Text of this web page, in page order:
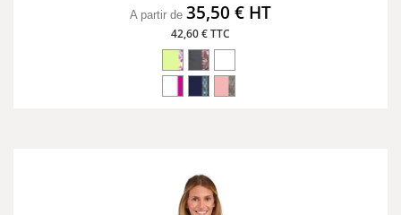
A partir de 35,50 € HT
42,60 € TTC